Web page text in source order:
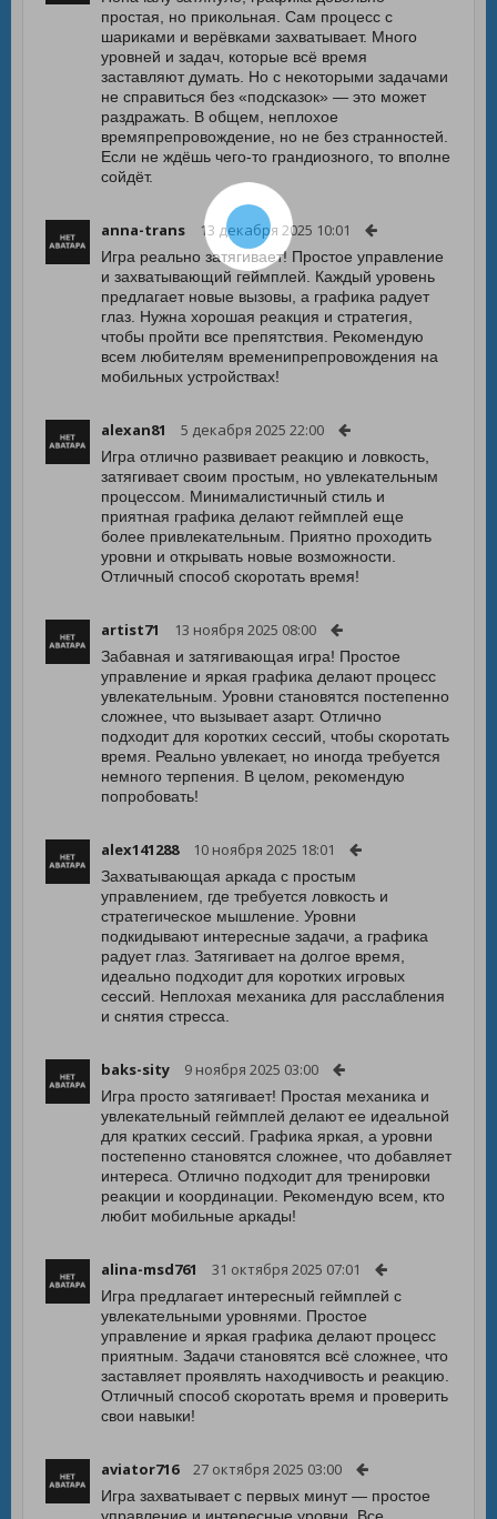
простая, но прикольная. Сам процесс с
шариками и верёвками захватывает. Много
уровней и задач, которые всё время
заставляют думать. Но с некоторыми задачами
не справиться без «подсказок» — это может
раздражать. В общем, неплохое
времяпрепровождение, но не без странностей.
Если не ждёшь чего-то грандиозного, то вполне
сойдёт.
anna-trans 13 декабря 2025 10:01
Игра реально затягивает! Простое управление
и захватывающий геймплей. Каждый уровень
предлагает новые вызовы, а графика радует
глаз. Нужна хорошая реакция и стратегия,
чтобы пройти все препятствия. Рекомендую
всем любителям временипрепровождения на
мобильных устройствах!
alexan81 5 декабря 2025 22:00
Игра отлично развивает реакцию и ловкость,
затягивает своим простым, но увлекательным
процессом. Минималистичный стиль и
приятная графика делают геймплей еще
более привлекательным. Приятно проходить
уровни и открывать новые возможности.
Отличный способ скоротать время!
artist71 13 ноября 2025 08:00
Забавная и затягивающая игра! Простое
управление и яркая графика делают процесс
увлекательным. Уровни становятся постепенно
сложнее, что вызывает азарт. Отлично
подходит для коротких сессий, чтобы скоротать
время. Реально увлекает, но иногда требуется
немного терпения. В целом, рекомендую
попробовать!
alex141288 10 ноября 2025 18:01
Захватывающая аркада с простым
управлением, где требуется ловкость и
стратегическое мышление. Уровни
подкидывают интересные задачи, а графика
радует глаз. Затягивает на долгое время,
идеально подходит для коротких игровых
сессий. Неплохая механика для расслабления
и снятия стресса.
baks-sity 9 ноября 2025 03:00
Игра просто затягивает! Простая механика и
увлекательный геймплей делают ее идеальной
для кратких сессий. Графика яркая, а уровни
постепенно становятся сложнее, что добавляет
интереса. Отлично подходит для тренировки
реакции и координации. Рекомендую всем, кто
любит мобильные аркады!
alina-msd761 31 октября 2025 07:01
Игра предлагает интересный геймплей с
увлекательными уровнями. Простое
управление и яркая графика делают процесс
приятным. Задачи становятся всё сложнее, что
заставляет проявлять находчивость и реакцию.
Отличный способ скоротать время и проверить
свои навыки!
aviator716 27 октября 2025 03:00
Игра захватывает с первых минут — простое